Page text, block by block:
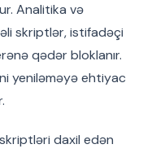
Analitika və
skriptlər, istifadəçi
qədər bloklanır.
yeniləməyə ehtiyac
daxil edən